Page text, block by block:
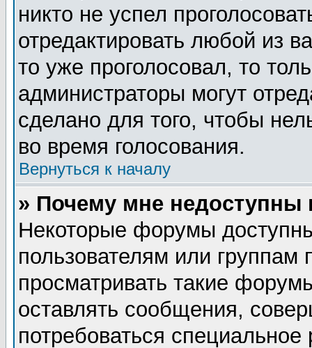
никто не успел
отредактировать любой из
то уже проголосовал, то
администраторы могут
сделано для того, чтобы
во время голосования.
Вернуться к началу
» Почему мне
Некоторые форумы
пользователям или группам
просматривать такие
оставлять сообщения,
потребоваться